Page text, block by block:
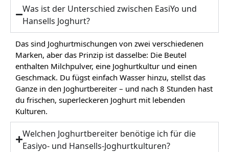
Was ist der Unterschied zwischen EasiYo und
Hansells Joghurt?
Das sind Joghurtmischungen von zwei verschiedenen
Marken, aber das Prinzip ist dasselbe: Die Beutel
enthalten Milchpulver, eine Joghurtkultur und einen
Geschmack. Du fügst einfach Wasser hinzu, stellst das
Ganze in den Joghurtbereiter – und nach 8 Stunden hast
du frischen, superleckeren Joghurt mit lebenden
Kulturen.
Welchen Joghurtbereiter benötige ich für die
Easiyo- und Hansells-Joghurtkulturen?